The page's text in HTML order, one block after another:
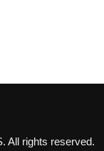
All rights reserved.